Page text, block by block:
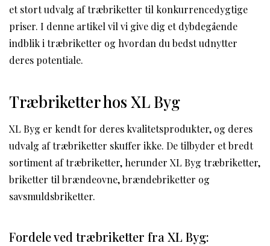
et stort udvalg af træbriketter til konkurrencedygtige
priser. I denne artikel vil vi give dig et dybdegående
indblik i træbriketter og hvordan du bedst udnytter
deres potentiale.
Træbriketter hos XL Byg
XL Byg er kendt for deres kvalitetsprodukter, og deres
udvalg af træbriketter skuffer ikke. De tilbyder et bredt
sortiment af træbriketter, herunder XL Byg træbriketter,
briketter til brændeovne, brændebriketter og
savsmuldsbriketter.
Fordele ved træbriketter fra XL Byg: